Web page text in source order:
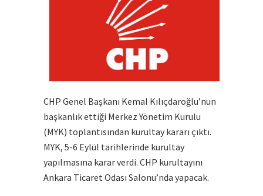
CHP Genel Başkanı Kemal Kılıçdaroğlu’nun
başkanlık ettiği Merkez Yönetim Kurulu
(MYK) toplantısından kurultay kararı çıktı.
MYK, 5-6 Eylül tarihlerinde kurultay
yapılmasına karar verdi. CHP kurultayını
Ankara Ticaret Odası Salonu’nda yapacak.